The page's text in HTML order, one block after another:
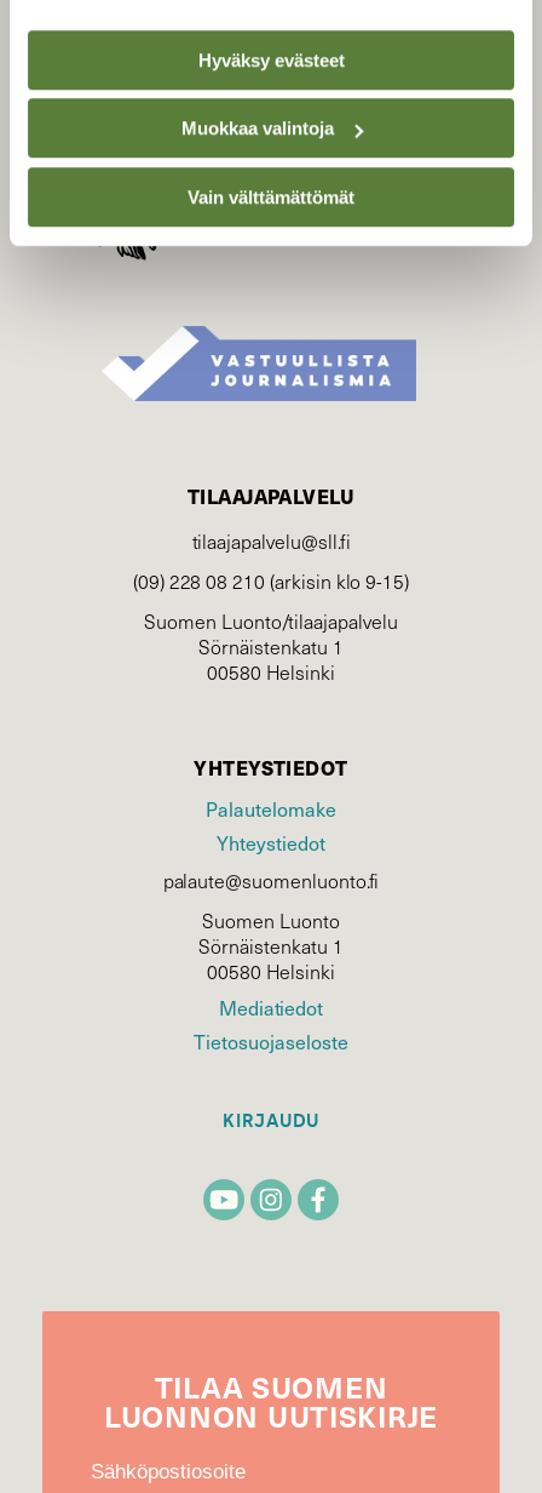
Hyväksy evästeet
Muokkaa valintoja
Vain välttämättömät
SUOMEN LUONNON­
Suomen Luonto -lehden
kustantaja onSuomen
luonnonsuojelu­liitto.
TILAAJAPALVELU
tilaajapalvelu@sll.fi
(09) 228 08 210 (arkisin klo 9-15)
Suomen Luonto/tilaajapalvelu
Sörnäistenkatu 1
00580 Helsinki
YHTEYSTIEDOT
Palautelomake
Yhteystiedot
palaute@suomenluonto.fi
Suomen Luonto
Sörnäistenkatu 1
00580 Helsinki
Mediatiedot
Tietosuojaseloste
KIRJAUDU
TILAA SUOMEN
LUONNON UUTIS­KIRJE
Sähköpostiosoite